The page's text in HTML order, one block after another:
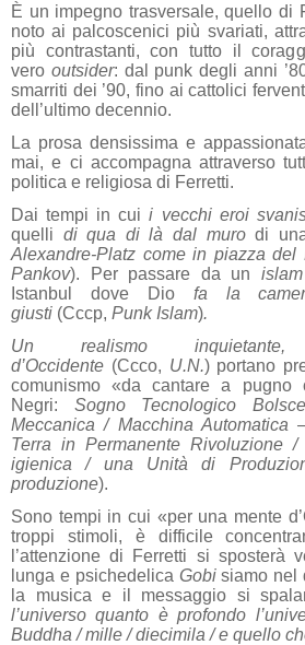
È un impegno trasversale, quello di
noto ai palcoscenici più svariati,
più contrastanti, con tutto il
vero outsider: dal punk degli anni
smarriti dei ’90, fino ai cattolici
dell’ultimo decennio.
La prosa densissima e
mai, e ci accompagna attraverso
politica e religiosa di Ferretti.
Dai tempi in cuii vecchi eroi
quelli di qua di là dal murodi
Alexandre-Platz come in piazza del
Pankov). Per passare da un
Istanbul dove Dio fa la
giusti (Cccp, Punk Islam).
Un realismo
d’Occidente (Ccco, U.N.) portano
comunismo «da cantare a pugno
Negri: Sogno Tecnologico
Meccanica / Macchina
Terra in Permanente Rivoluzione
igienica / una Unità di
produzione).
Sono tempi in cui «per una mente
troppi stimoli, è difficile
l’attenzione di Ferretti si sposterà
lunga e psichedelica Gobisiamo nel
la musica e il messaggio si
l’universo quanto è profondo
Buddha / mille / diecimila / e quello